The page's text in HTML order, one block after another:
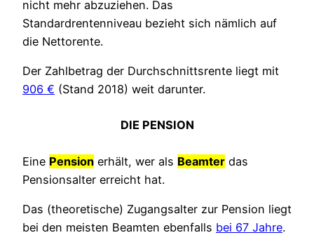
nicht mehr abzuziehen. Das
Standardrentenniveau bezieht sich nämlich auf
die Nettorente.
Der Zahlbetrag der Durchschnittsrente liegt mit
906 € (Stand 2018) weit darunter.
DIE PENSION
Eine Pension erhält, wer als Beamter das
Pensionsalter erreicht hat.
Das (theoretische) Zugangsalter zur Pension liegt
bei den meisten Beamten ebenfalls bei 67 Jahre.